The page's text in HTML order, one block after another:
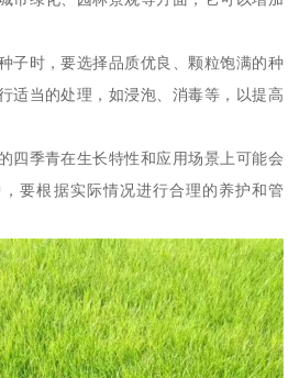
子时，要选择品质优良、颗粒饱满的种
适当的处理，如浸泡、消毒等，以提高
四季青在生长特性和应用场景上可能会
要根据实际情况进行合理的养护和管